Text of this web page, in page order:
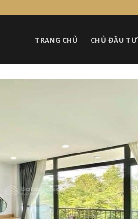
TRANG CHỦ CHỦ ĐẦU TƯ